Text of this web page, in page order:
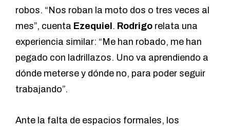
robos. “Nos roban la moto dos o tres veces al
mes”, cuenta Ezequiel. Rodrigo relata una
experiencia similar: “Me han robado, me han
pegado con ladrillazos. Uno va aprendiendo a
dónde meterse y dónde no, para poder seguir
trabajando”.
Ante la falta de espacios formales, los